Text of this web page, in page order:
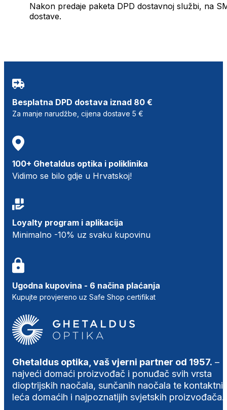
Nakon predaje paketa DPD dostavnoj službi, na
dostave.
Besplatna DPD dostava iznad 80 €
Za manje narudžbe, cijena dostave 5 €
100+ Ghetaldus optika i poliklinika
Vidimo se bilo gdje u Hrvatskoj!
Loyalty program i aplikacija
Minimalno -10% uz svaku kupovinu
Ugodna kupovina - 6 načina plaćanja
Kupujte provjereno uz Safe Shop certifikat
Ghetaldus optika, vaš vjerni partner od 1957. –
najveći domaći proizvođač i ponuđač svih vrsta
dioptrijskih naočala, sunčanih naočala te
leća domaćih i najpoznatijih svjetskih proizvođača.